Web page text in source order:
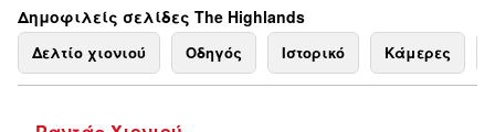
Δημοφιλείς σελίδες The Highlands
Δελτίο χιονιού Οδηγός Ιστορικό Κάμερες